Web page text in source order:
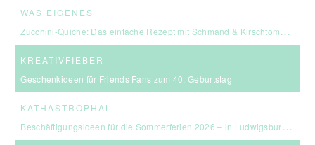
WAS EIGENES
Zucchini-Quiche: Das einfache Rezept mit Schmand & Kirschtomaten
KREATIVFIEBER
Geschenkideen für Friends Fans zum 40. Geburtstag
KATHASTROPHAL
Beschäftigungsideen für die Sommerferien 2026 – in Ludwigsburg, Stuttgart & Umgebung